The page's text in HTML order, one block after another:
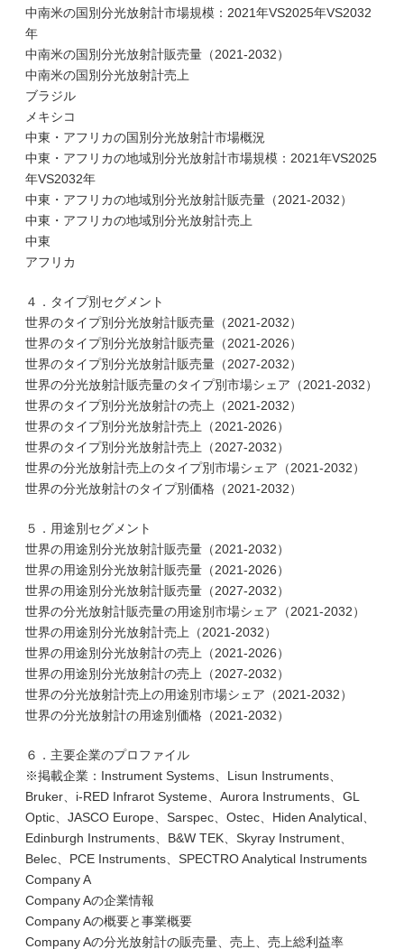
中南米の国別分光放射計市場規模：2021年VS2025年VS2032
年
中南米の国別分光放射計販売量（2021-2032）
中南米の国別分光放射計売上
ブラジル
メキシコ
中東・アフリカの国別分光放射計市場概況
中東・アフリカの地域別分光放射計市場規模：2021年VS2025
年VS2032年
中東・アフリカの地域別分光放射計販売量（2021-2032）
中東・アフリカの地域別分光放射計売上
中東
アフリカ
４．タイプ別セグメント
世界のタイプ別分光放射計販売量（2021-2032）
世界のタイプ別分光放射計販売量（2021-2026）
世界のタイプ別分光放射計販売量（2027-2032）
世界の分光放射計販売量のタイプ別市場シェア（2021-2032）
世界のタイプ別分光放射計の売上（2021-2032）
世界のタイプ別分光放射計売上（2021-2026）
世界のタイプ別分光放射計売上（2027-2032）
世界の分光放射計売上のタイプ別市場シェア（2021-2032）
世界の分光放射計のタイプ別価格（2021-2032）
５．用途別セグメント
世界の用途別分光放射計販売量（2021-2032）
世界の用途別分光放射計販売量（2021-2026）
世界の用途別分光放射計販売量（2027-2032）
世界の分光放射計販売量の用途別市場シェア（2021-2032）
世界の用途別分光放射計売上（2021-2032）
世界の用途別分光放射計の売上（2021-2026）
世界の用途別分光放射計の売上（2027-2032）
世界の分光放射計売上の用途別市場シェア（2021-2032）
世界の分光放射計の用途別価格（2021-2032）
６．主要企業のプロファイル
※掲載企業：Instrument Systems、Lisun Instruments、
Bruker、i-RED Infrarot Systeme、Aurora Instruments、GL
Optic、JASCO Europe、Sarspec、Ostec、Hiden Analytical、
Edinburgh Instruments、B&W TEK、Skyray Instrument、
Belec、PCE Instruments、SPECTRO Analytical Instruments
Company A
Company Aの企業情報
Company Aの概要と事業概要
Company Aの分光放射計の販売量、売上、売上総利益率